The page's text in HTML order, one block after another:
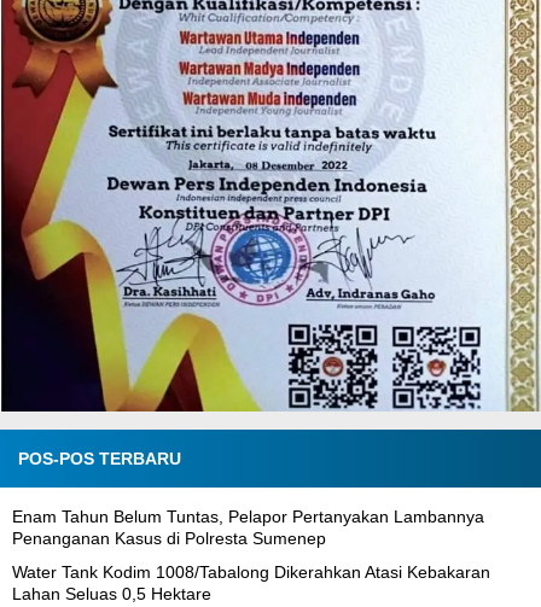
POS-POS TERBARU
Enam Tahun Belum Tuntas, Pelapor Pertanyakan Lambannya
Penanganan Kasus di Polresta Sumenep
Water Tank Kodim 1008/Tabalong Dikerahkan Atasi Kebakaran
Lahan Seluas 0,5 Hektare